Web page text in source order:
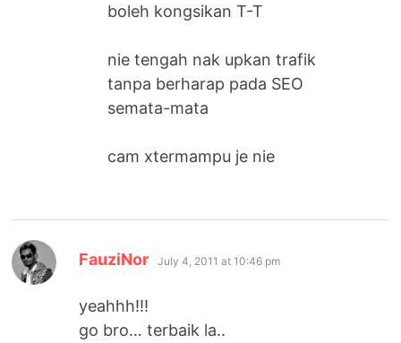
boleh kongsikan T-T
nie tengah nak upkan trafik
tanpa berharap pada SEO
semata-mata
cam xtermampu je nie
FauziNor says:
July 4, 2011 at 10:46 pm
yeahhh!!!
go bro… terbaik la..